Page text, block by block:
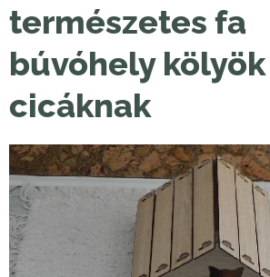
természetes fa
búvóhely kölyök
cicáknak